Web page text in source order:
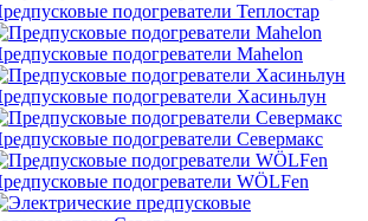
подогреватели Теплостар
подогреватели Mahelon
подогреватели Хасиньлун
подогреватели Севермакс
подогреватели WÖLFen